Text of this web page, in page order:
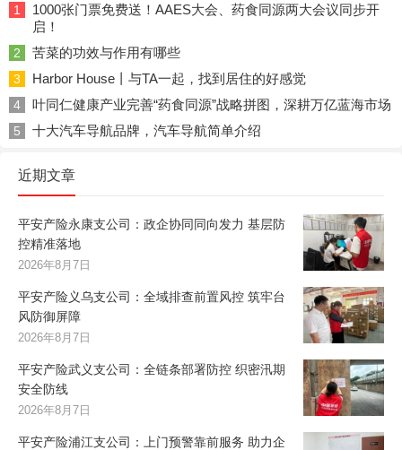
1
1000张门票免费送！AAES大会、药食同源两大会议同步开
启！
2 苦菜的功效与作用有哪些
3 Harbor House丨与TA一起，找到居住的好感觉
4 叶同仁健康产业完善“药食同源”战略拼图，深耕万亿蓝海市场
5 十大汽车导航品牌，汽车导航简单介绍
近期文章
平安产险永康支公司：政企协同同向发力 基层防
控精准落地
2026年8月7日
平安产险义乌支公司：全域排查前置风控 筑牢台
风防御屏障
2026年8月7日
平安产险武义支公司：全链条部署防控 织密汛期
安全防线
2026年8月7日
平安产险浦江支公司：上门预警靠前服务 助力企